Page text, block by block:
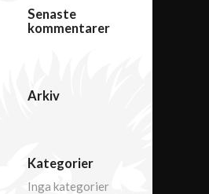
Senaste
kommentarer
Arkiv
Kategorier
Inga kategorier